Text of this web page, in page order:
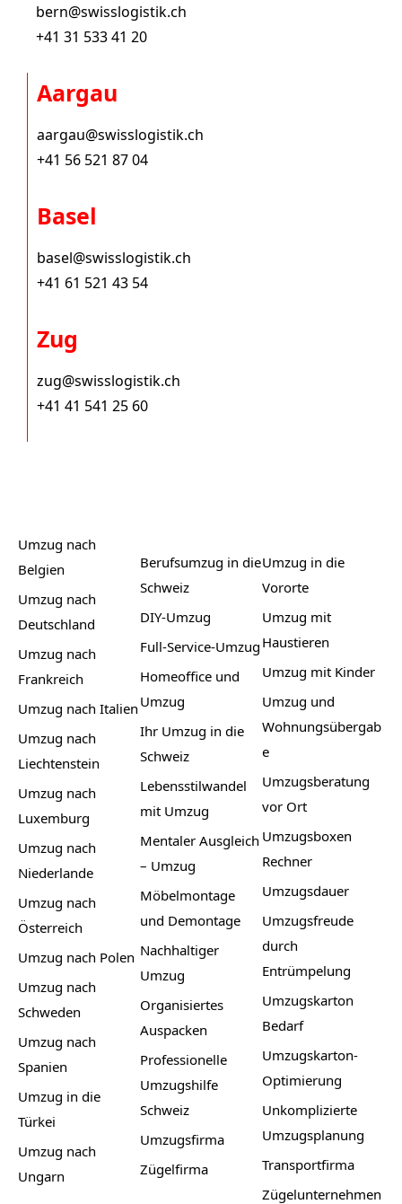
bern@swisslogistik.ch
+41 31 533 41 20
Aargau
aargau@swisslogistik.ch
+41 56 521 87 04
Basel
basel@swisslogistik.ch
+41 61 521 43 54
Zug
zug@swisslogistik.ch
+41 41 541 25 60
Umzug nach
Belgien
Umzug nach
Deutschland
Umzug nach
Frankreich
Umzug nach Italien
Umzug nach
Liechtenstein
Umzug nach
Luxemburg
Umzug nach
Niederlande
Umzug nach
Österreich
Umzug nach Polen
Umzug nach
Schweden
Umzug nach
Spanien
Umzug in die
Türkei
Umzug nach
Ungarn
Berufsumzug in die
Schweiz
DIY-Umzug
Full-Service-Umzug
Homeoffice und
Umzug
Ihr Umzug in die
Schweiz
Lebensstilwandel
mit Umzug
Mentaler Ausgleich
– Umzug
Möbelmontage
und Demontage
Nachhaltiger
Umzug
Organisiertes
Auspacken
Professionelle
Umzugshilfe
Schweiz
Umzugsfirma
Zügelfirma
Umzug in die
Vororte
Umzug mit
Haustieren
Umzug mit Kinder
Umzug und
Wohnungsübergab
e
Umzugsberatung
vor Ort
Umzugsboxen
Rechner
Umzugsdauer
Umzugsfreude
durch
Entrümpelung
Umzugskarton
Bedarf
Umzugskarton-
Optimierung
Unkomplizierte
Umzugsplanung
Transportfirma
Zügelunternehmen